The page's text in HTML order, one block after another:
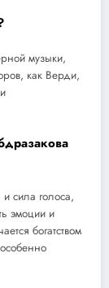
музыки,
как Верди,
сила голоса,
эмоции и
богатством